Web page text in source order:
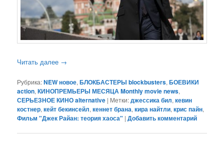
Читать далее →
Рубрика:NEW новое,БЛОКБАСТЕРЫ blockbusters,БОЕВИКИ
action,КИНОПРЕМЬЕРЫ МЕСЯЦА Monthly movie news,
СЕРЬЕЗНОЕ КИНО alternative | Метки:джессика бил,кевин
костнер,кейт бекинсейл,кеннет брана,кира найтли,крис пайн,
Фильм "Джек Райан: теория хаоса" |Добавить комментарий